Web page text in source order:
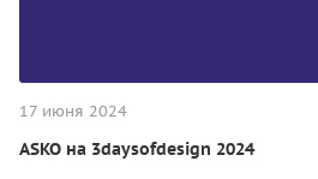
17 июня 2024
ASKO на 3daysofdesign 2024